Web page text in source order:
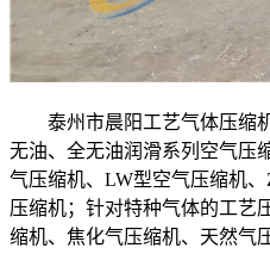
泰州市晨阳工艺气体压缩机
无油、全无油润滑系列空气压
气压缩机、LW型空气压缩机
压缩机；针对特种气体的工艺
缩机、焦化气压缩机、天然气